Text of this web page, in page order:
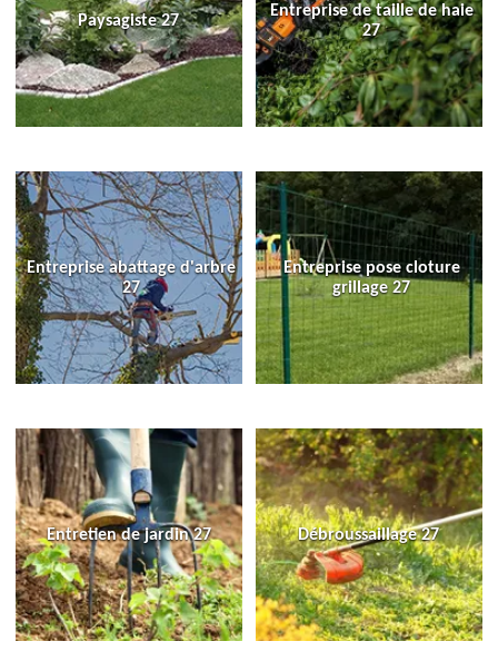
Paysagiste 27
Entreprise de taille de haie
27
Entreprise abattage d'arbre
27
Entreprise pose cloture
grillage 27
Entretien de jardin 27 Débroussaillage 27